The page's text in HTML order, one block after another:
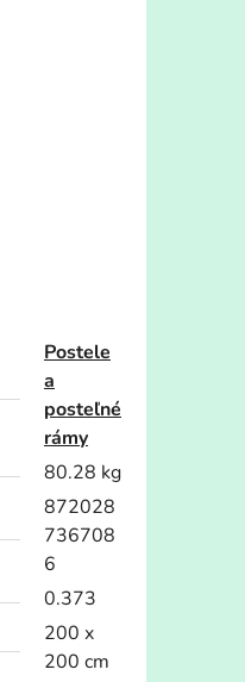
Postele
a
posteľné
rámy
80.28 kg
872028
736708
6
0.373
200 x
200 cm